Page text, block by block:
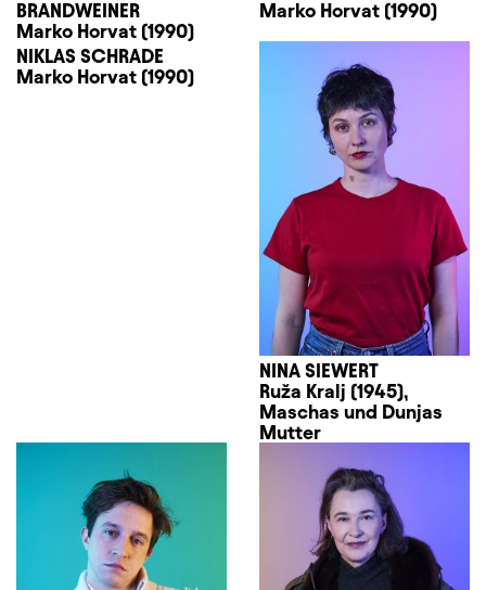
BRANDWEINER
Marko Horvat (1990)
Marko Horvat (1990)
NIKLAS SCHRADE
Marko Horvat (1990)
NINA SIEWERT
Ruža Kralj (1945),
Maschas und Dunjas
Mutter